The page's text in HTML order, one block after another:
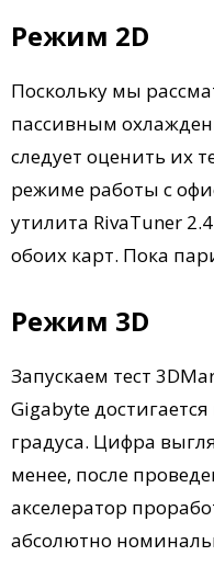
Режим 2D
Поскольку мы
пассивным
следует оценить их
режиме работы с
утилита RivaTuner
обоих карт. Пока
Режим 3D
Запускаем тест
Gigabyte
градуса. Цифра
менее, после
акселератор
абсолютно